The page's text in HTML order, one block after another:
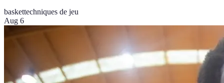
baskettechniques de jeu
Aug 6